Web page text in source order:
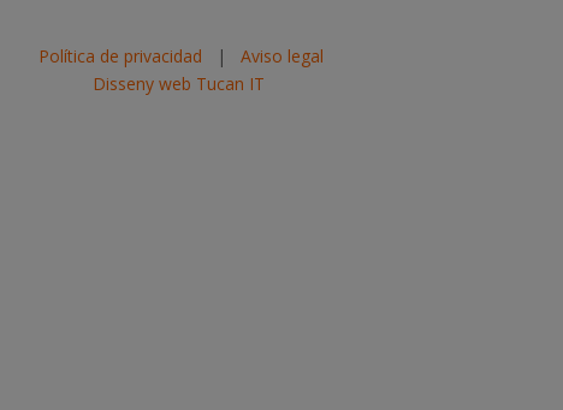
Política de privacidad | Aviso legal
Disseny web Tucan IT